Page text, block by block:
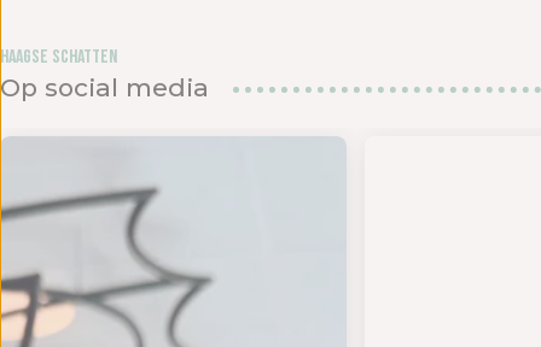
Haagse Schatten
Op social media
in het
DE ZOMER - Op 18 en 19 juli bundelen twee s
- TIJD VOOR EEN